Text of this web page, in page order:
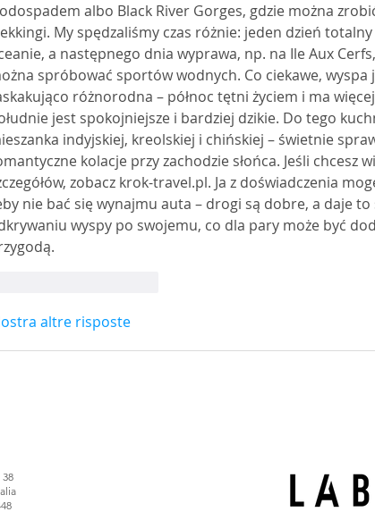
albo Black River Gorges, gdzie można
My spędzaliśmy czas różnie: jeden dzień
a następnego dnia wyprawa, np. na Ile Aux
spróbować sportów wodnych. Co ciekawe, wyspa
różnorodna – północ tętni życiem i ma
jest spokojniejsze i bardziej dzikie. Do tego
indyjskiej, kreolskiej i chińskiej – świetnie
kolacje przy zachodzie słońca. Jeśli chcesz
zobacz krok-travel.pl. Ja z doświadczenia
nie bać się wynajmu auta – drogi są dobre, a daje
wyspy po swojemu, co dla pary może być
altre risposte